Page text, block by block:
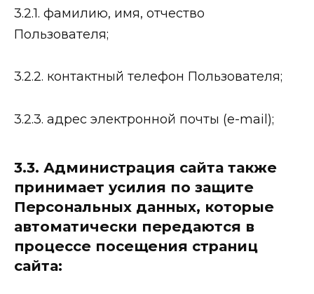
3.2.1. фамилию, имя, отчество
Пользователя;
3.2.2. контактный телефон Пользователя;
3.2.3. адрес электронной почты (e-mail);
3.3. Администрация сайта также
принимает усилия по защите
Персональных данных, которые
автоматически передаются в
процессе посещения страниц
сайта: